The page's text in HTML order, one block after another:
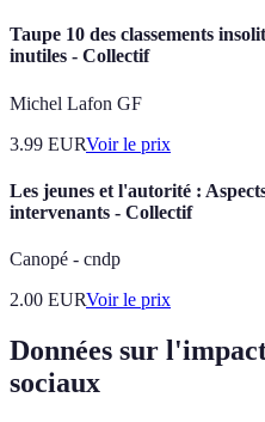
Taupe 10 des classements
inutiles - Collectif
Michel Lafon GF
3.99 EURVoir le prix
Les jeunes et l'autorité :
intervenants - Collectif
Canopé - cndp
2.00 EURVoir le prix
Données sur
sociaux